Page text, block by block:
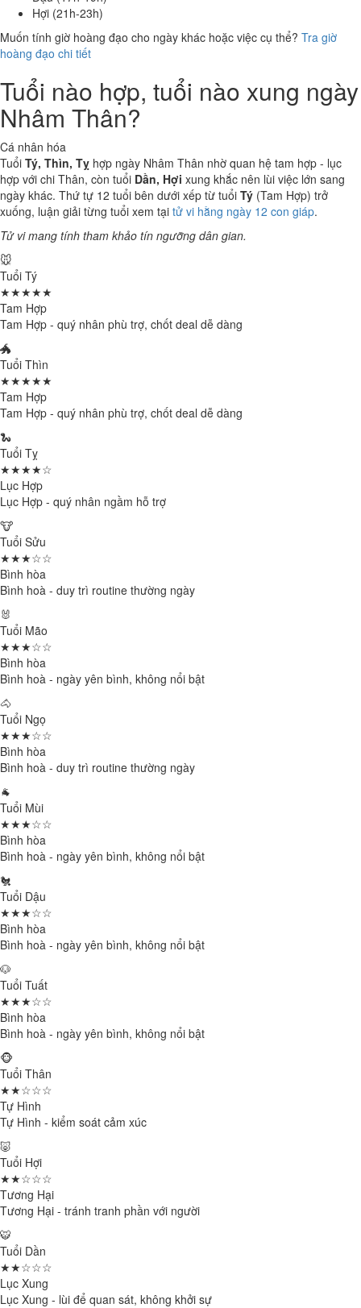
Hợi (21h-23h)
Muốn tính giờ hoàng đạo cho ngày khác hoặc việc cụ thể? Tra giờ
hoàng đạo chi tiết
Tuổi nào hợp, tuổi nào xung ngày
Nhâm Thân?
Cá nhân hóa
Tuổi Tý, Thìn, Tỵ hợp ngày Nhâm Thân nhờ quan hệ tam hợp - lục
hợp với chi Thân, còn tuổi Dần, Hợi xung khắc nên lùi việc lớn sang
ngày khác. Thứ tự 12 tuổi bên dưới xếp từ tuổi Tý (Tam Hợp) trở
xuống, luận giải từng tuổi xem tại tử vi hằng ngày 12 con giáp.
Tử vi mang tính tham khảo tín ngưỡng dân gian.
🐭
Tuổi Tý
★★★★★
Tam Hợp
Tam Hợp - quý nhân phù trợ, chốt deal dễ dàng
🐲
Tuổi Thìn
★★★★★
Tam Hợp
Tam Hợp - quý nhân phù trợ, chốt deal dễ dàng
🐍
Tuổi Tỵ
★★★★☆
Lục Hợp
Lục Hợp - quý nhân ngầm hỗ trợ
🐮
Tuổi Sửu
★★★☆☆
Bình hòa
Bình hoà - duy trì routine thường ngày
🐰
Tuổi Mão
★★★☆☆
Bình hòa
Bình hoà - ngày yên bình, không nổi bật
🐴
Tuổi Ngọ
★★★☆☆
Bình hòa
Bình hoà - duy trì routine thường ngày
🐐
Tuổi Mùi
★★★☆☆
Bình hòa
Bình hoà - ngày yên bình, không nổi bật
🐔
Tuổi Dậu
★★★☆☆
Bình hòa
Bình hoà - ngày yên bình, không nổi bật
🐶
Tuổi Tuất
★★★☆☆
Bình hòa
Bình hoà - ngày yên bình, không nổi bật
🐵
Tuổi Thân
★★☆☆☆
Tự Hình
Tự Hình - kiểm soát cảm xúc
🐷
Tuổi Hợi
★★☆☆☆
Tương Hại
Tương Hại - tránh tranh phần với người
🐯
Tuổi Dần
★★☆☆☆
Lục Xung
Lục Xung - lùi để quan sát, không khởi sự